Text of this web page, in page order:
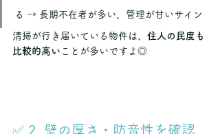
る → 長期不在者が多い、管理が甘いサイン
清掃が行き届いている物件は、 住人の民度も
比較的高い ことが多いですよ◎
✅ 2. 壁の厚さ・防音性を確認